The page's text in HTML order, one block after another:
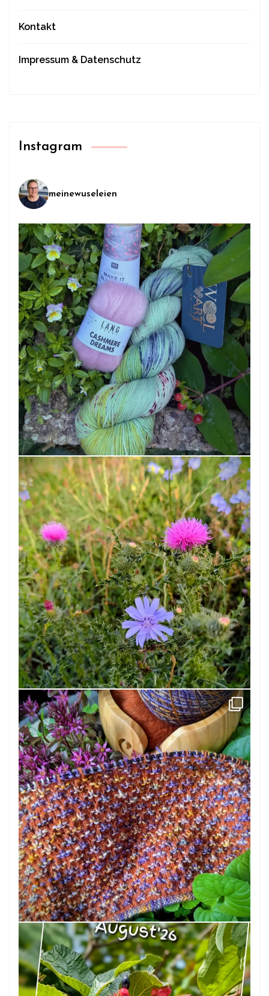
Kontakt
Impressum & Datenschutz
Instagram
meinewuseleien